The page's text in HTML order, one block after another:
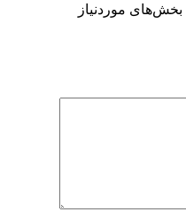
بخش‌های موردنیاز